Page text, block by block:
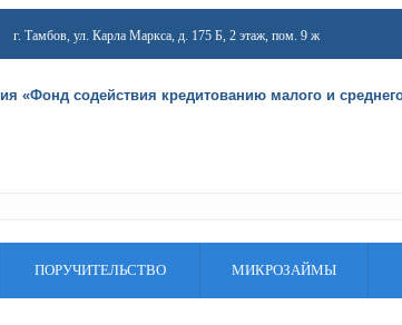
г. Тамбов, ул. Карла Маркса, д. 175 Б, 2 этаж, пом. 9 ж
«Фонд содействия кредитованию малого и
ПОРУЧИТЕЛЬСТВО МИКРОЗАЙМЫ